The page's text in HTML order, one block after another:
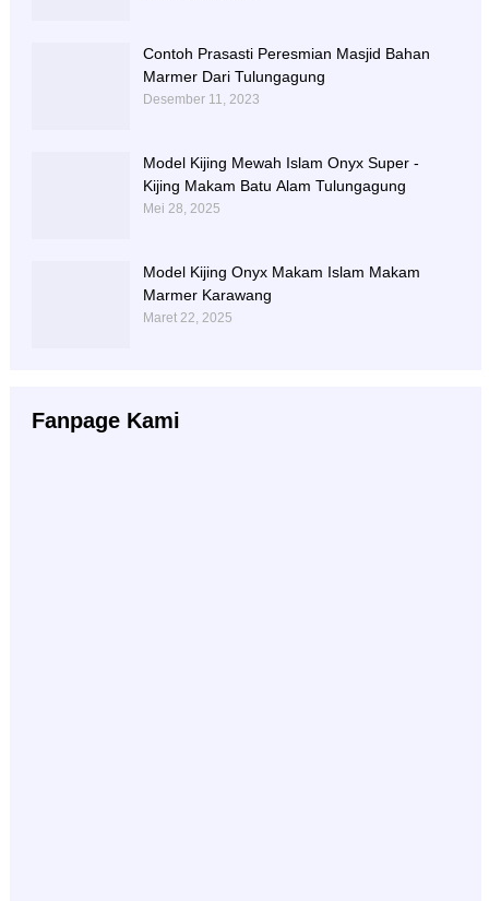
Contoh Prasasti Peresmian Masjid Bahan
Marmer Dari Tulungagung
Desember 11, 2023
Model Kijing Mewah Islam Onyx Super -
Kijing Makam Batu Alam Tulungagung
Mei 28, 2025
Model Kijing Onyx Makam Islam Makam
Marmer Karawang
Maret 22, 2025
Fanpage Kami